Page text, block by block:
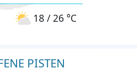
18 / 26 °C
PISTEN